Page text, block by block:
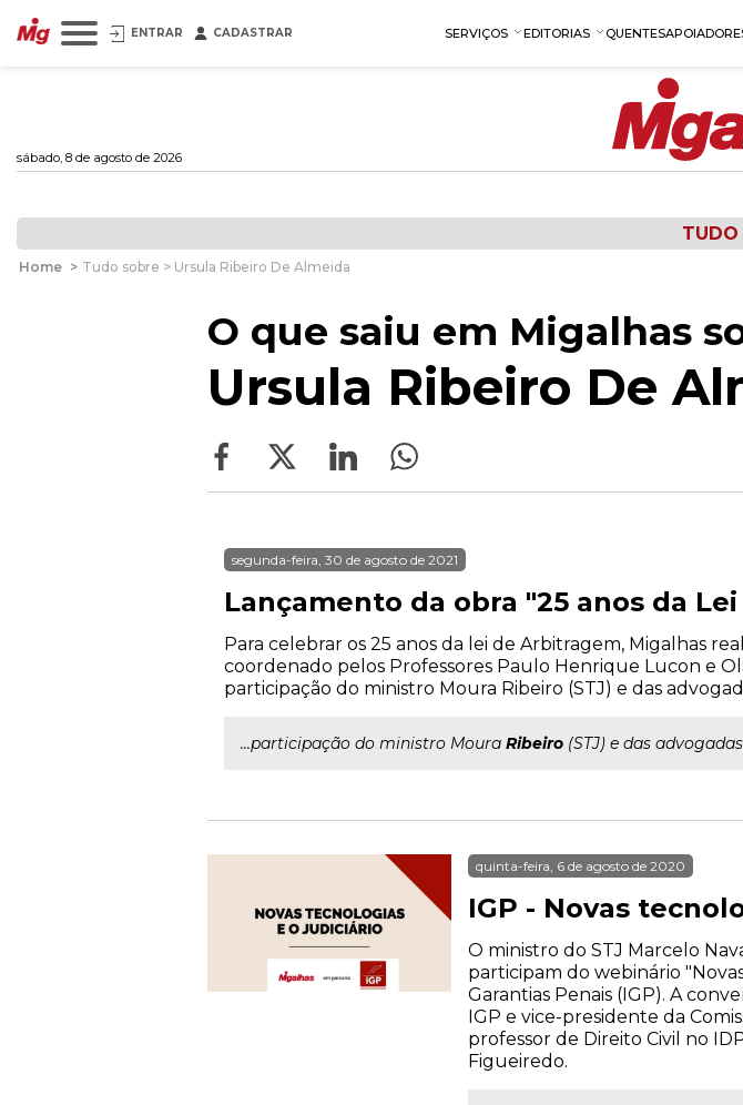
ENTRAR CADASTRAR SERVIÇOS EDITORIAS QUENTES
sábado, 8 de agosto de 2026
TUDO
Home > Tudo sobre > Ursula Ribeiro De Almeida
O que saiu em Migalhas
Ursula Ribeiro De
segunda-feira, 30 de agosto de 2021
Lançamento da obra "25 anos da
Para celebrar os 25 anos da lei de Arbitragem, Migalhas
coordenado pelos Professores Paulo Henrique Lucon e
participação do ministro Moura Ribeiro (STJ) e das
...participação do ministro Moura Ribeiro (STJ) e das
quinta-feira, 6 de agosto de 2020
IGP - Novas
O ministro do STJ Marcelo
participam do webinário
Garantias Penais (IGP). A
IGP e vice-presidente da
professor de Direito Civil no
Figueiredo.